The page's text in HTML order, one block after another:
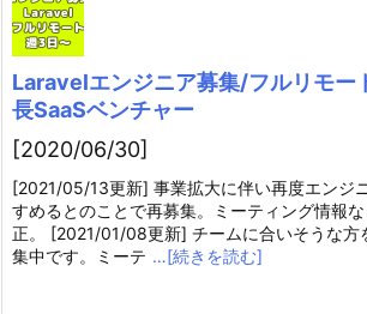
Laravelエンジニア募集/フルリモー
長SaaSベンチャー
[2020/06/30]
[2021/05/13更新] 事業拡大に伴い再度エンジ
すめるとのことで再募集。ミーティング情報
正。 [2021/01/08更新] チームに合いそうな方
集中です。ミーテ …[続きを読む]